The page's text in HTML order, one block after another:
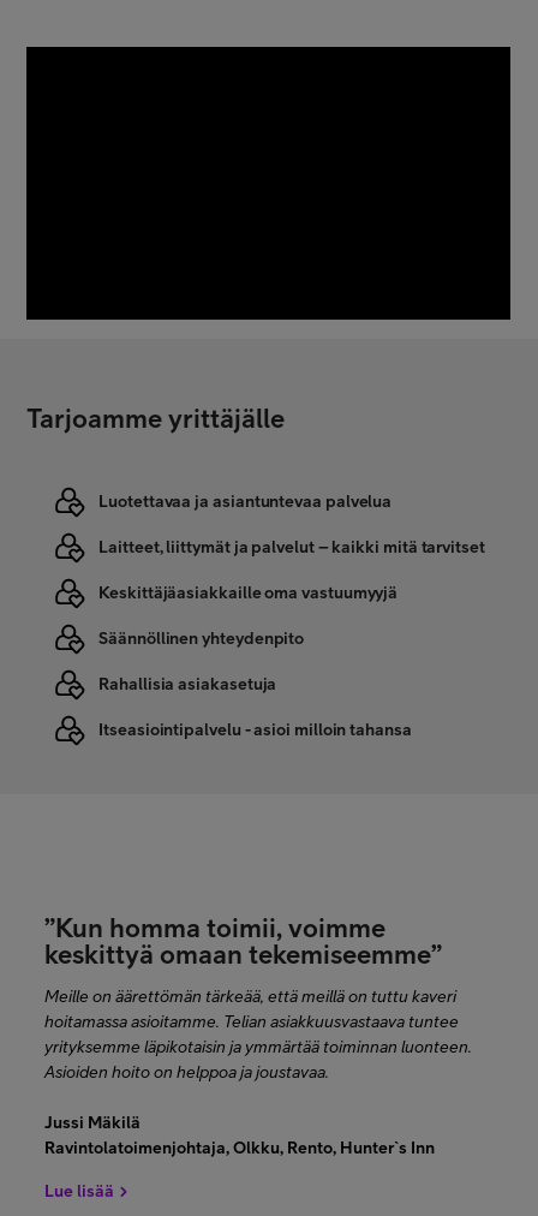
Tarjoamme yrittäjälle
Luotettavaa ja asiantuntevaa palvelua
Laitteet, liittymät ja palvelut – kaikki mitä tarvitset
Keskittäjäasiakkaille oma vastuumyyjä
Säännöllinen yhteydenpito
Rahallisia asiakasetuja
Itseasiointipalvelu - asioi milloin tahansa
”Kun homma toimii, voimme
keskittyä omaan tekemiseemme”
Meille on äärettömän tärkeää, että meillä on tuttu kaveri
hoitamassa asioitamme. Telian asiakkuusvastaava tuntee
yrityksemme läpikotaisin ja ymmärtää toiminnan luonteen.
Asioiden hoito on helppoa ja joustavaa.
Jussi Mäkilä
Ravintolatoimenjohtaja, Olkku, Rento, Hunter`s Inn
Lue lisää